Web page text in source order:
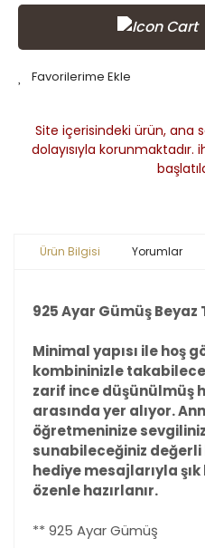
Site içerisindeki ürün, ana
dolayısıyla
Ürün Bilgisi Yorumlar
925 Ayar Gümüş Beyaz
Minimal yapısı ile hoş
kombininizle
zarif ince düşünülmüş
arasında yer alıyor.
öğretmeninize
sunabileceğiniz değerli
hediye mesajlarıyla
özenle hazırlanır.
** 925 Ayar Gümüş